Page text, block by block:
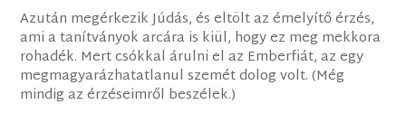
Azután megérkezik Júdás, és eltölt az émelyítő érzés,
ami a tanítványok arcára is kiül, hogy ez meg mekkora
rohadék. Mert csókkal árulni el az Emberfiát, az egy
megmagyarázhatatlanul szemét dolog volt. (Még
mindig az érzéseimről beszélek.)